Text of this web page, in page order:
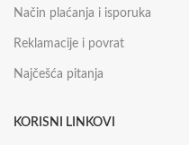
Način plaćanja i isporuka
Reklamacije i povrat
Najčešća pitanja
KORISNI LINKOVI